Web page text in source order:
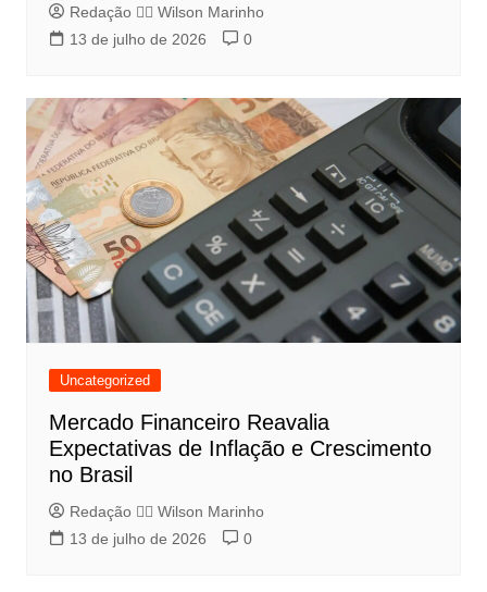
Redação 👨‍⚖️​ Wilson Marinho
13 de julho de 2026
0
Uncategorized
Mercado Financeiro Reavalia
Expectativas de Inflação e Crescimento
no Brasil
Redação 👨‍⚖️​ Wilson Marinho
13 de julho de 2026
0